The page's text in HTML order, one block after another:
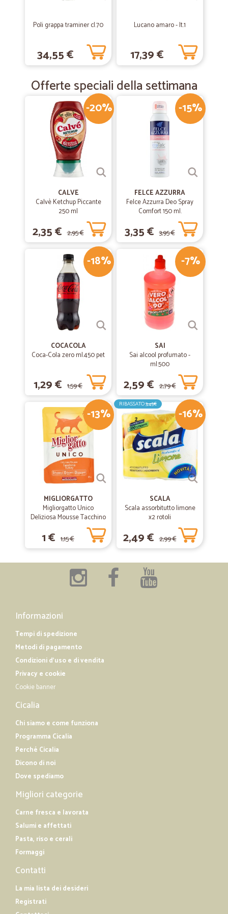
attenzione al confezionamento.
Poli grappa traminer cl.70
34,55 €
Lucano amaro - lt.1
17,39 €
Offerte speciali della settimana
-20%
CALVE
Calvè Ketchup Piccante
250 ml
2,35 € 2,95 €
-15%
FELCE AZZURRA
Felce Azzurra Deo Spray
Comfort 150 ml.
3,35 € 3,95 €
-18%
COCACOLA
Coca-Cola zero ml.450 pet
1,29 € 1,59 €
-7%
SAI
Sai alcool profumato -
ml.500
2,59 € 2,79 €
-13%
MIGLIORGATTO
Migliorgatto Unico
Deliziosa Mousse Tacchino
1 € 1,15 €
-16%
RIBASSATO3,45€
SCALA
Scala assorbitutto limone
x2 rotoli
2,49 € 2,99 €
Informazioni
Tempi di spedizione
Metodi di pagamento
Condizioni d'uso e di vendita
Privacy e cookie
Cookie banner
Cicalia
Chi siamo e come funziona
Programma Cicalia
Perché Cicalia
Dicono di noi
Dove spediamo
Migliori categorie
Carne fresca e lavorata
Salumi e affettati
Pasta, riso e cerali
Formaggi
Contatti
La mia lista dei desideri
Registrati